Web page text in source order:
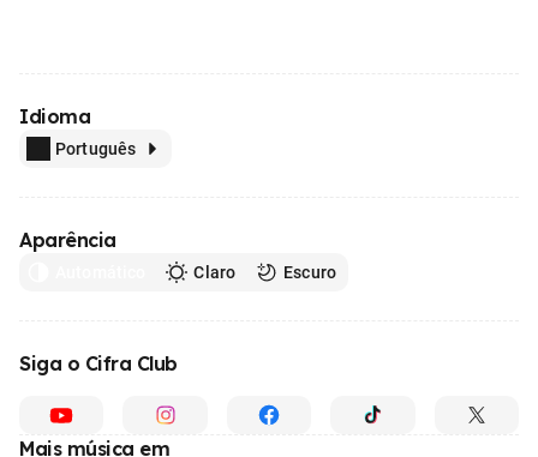
Idioma
Português
Aparência
Claro Escuro
Siga o Cifra Club
Mais música em